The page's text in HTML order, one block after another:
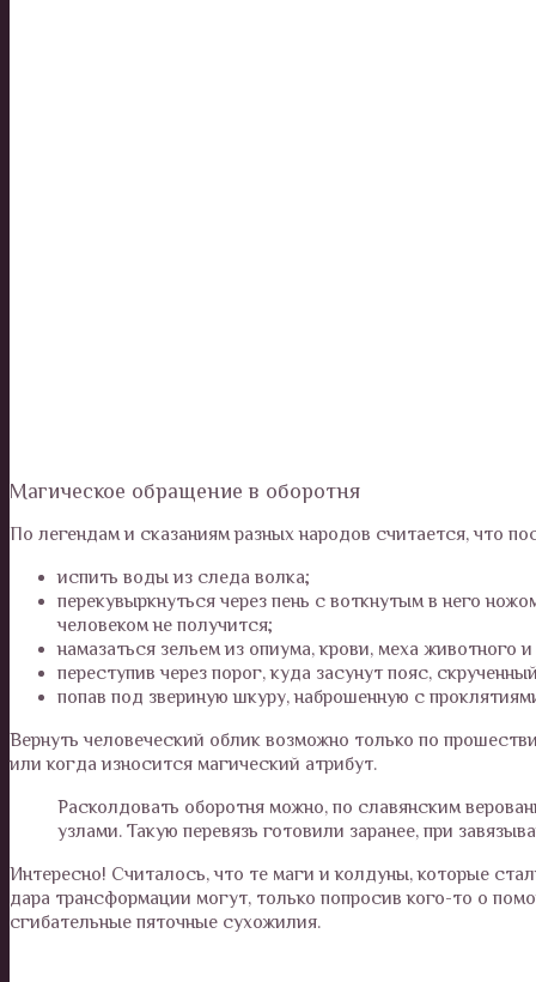
Магическое обращение в оборотня
По легендам и сказаниям разных народов считается, что
испить воды из следа волка;
перекувыркнуться через пень с воткнутым в него
человеком не получится;
намазаться зельем из опиума, крови, меха животного
переступив через порог, куда засунут пояс,
попав под звериную шкуру, наброшенную с
Вернуть человеческий облик возможно только по
или когда износится магический атрибут.
Расколдовать оборотня можно, по славянским
узлами. Такую перевязь готовили заранее, при
Интересно! Считалось, что те маги и колдуны, которые
дара трансформации могут, только попросив кого-то о
сгибательные пяточные сухожилия.